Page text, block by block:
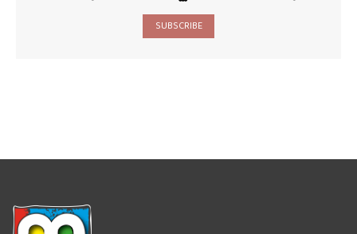
SUBSCRIBE